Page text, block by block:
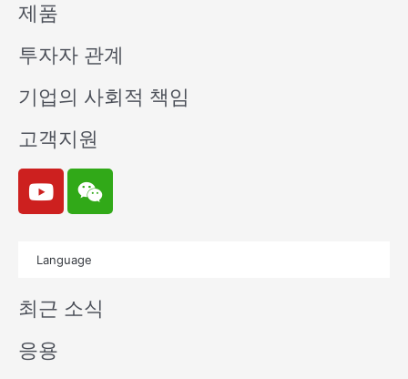
제품
투자자 관계
기업의 사회적 책임
고객지원
Y
o
u
e
W
e
i
n
Language
최근 소식
응용